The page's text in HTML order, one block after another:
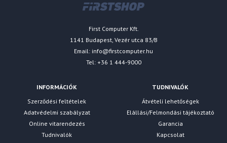
First Computer Kft.
1141 Budapest, Vezér utca 83/B
Email: info@firstcomputer.hu
Tel: +36 1 444-9000
INFORMÁCIÓK
Szerződési feltételek
Adatvédelmi szabályzat
Online vitarendezés
Tudnivalók
TUDNIVALÓK
Átvételi lehetőségek
Elállási/Felmondási tájékoztató
Garancia
Kapcsolat